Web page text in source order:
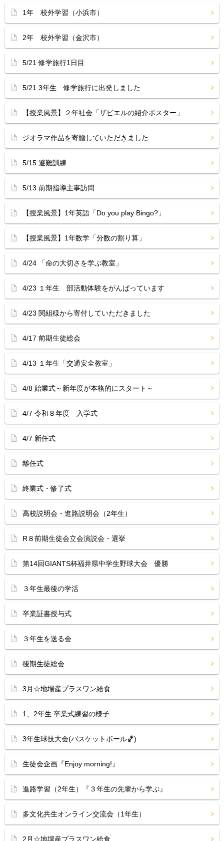
1年 校外学習（小浜市）
2年 校外学習（金沢市）
5/21 修学旅行1日目
5/21 3年生 修学旅行に出発しました
【授業風景】２年社会「ザビエルの紹介ポスター」
ジオラマ作品を寄贈していただきました
5/15 避難訓練
5/13 前期指導主事訪問
【授業風景】1年英語「Do you play Bingo?」
【授業風景】1年数学「分数の割り算」
4/24 「命の大切さを学ぶ教室」
4/23 １年生 部活動体験をがんばっています
4/23 関組様から寄付していただきました
4/17 前期生徒総会
4/13 １年生「交通安全教室」
4/8 始業式～新年度が本格的にスタート～
4/7 令和８年度 入学式
4/7 新任式
離任式
終業式・修了式
高校説明会・進路説明会（2年生）
R８前期生徒会立会演説会・選挙
第14回GIANTS杯福井県中学生野球大会 優勝
３年生最後の学活
卒業証書授与式
３年生を送る会
後期生徒総会
3月☆地場産プラスワン給食
1、2年生 卒業式練習の様子
3年生球技大会(バスケットボール🏀)
生徒会企画『Enjoy morning!』
進路学習（2年生）『３年生の先輩から学ぶ』
多文化共生オンライン交流会（1年生）
2月☆地場産プラスワン給食